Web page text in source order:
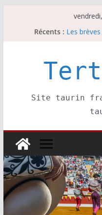
Récents : Les
Escalafón
Les
Site taurin